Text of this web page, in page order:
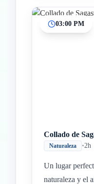
03:00 PM
Collado de
Naturaleza •2h
Un lugar
naturaleza y el